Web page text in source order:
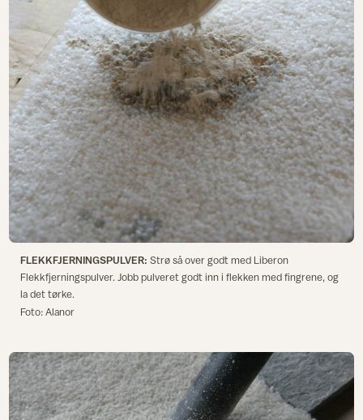
FLEKKFJERNINGSPULVER: Strø så over godt med Liberon
Flekkfjerningspulver. Jobb pulveret godt inn i flekken med fingrene, og
la det tørke.
Foto: Alanor